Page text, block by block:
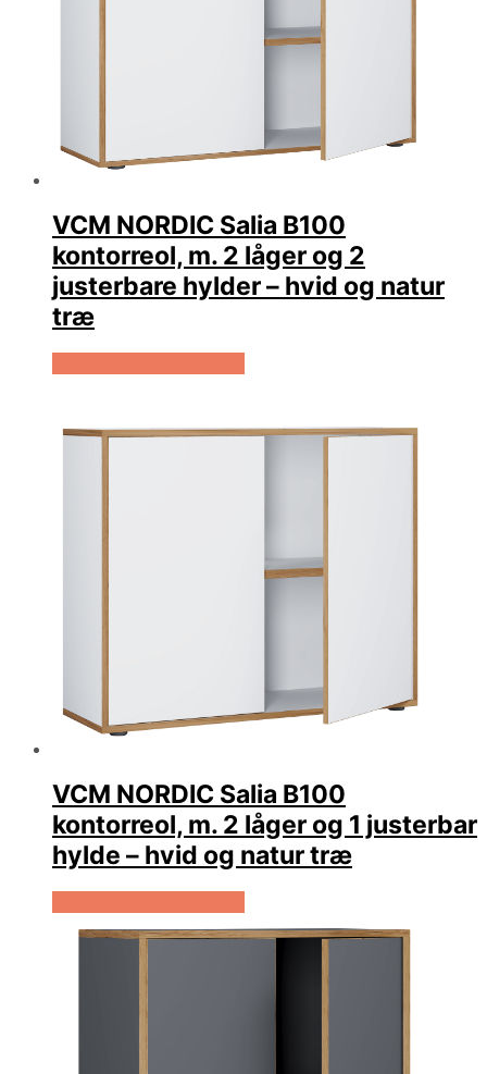
VCM NORDIC Salia B100
kontorreol, m. 2 låger og 2
justerbare hylder – hvid og natur
træ
VCM NORDIC Salia B100
kontorreol, m. 2 låger og 1 justerbar
hylde – hvid og natur træ